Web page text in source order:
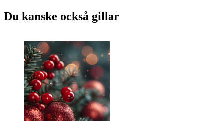
Du kanske också gillar